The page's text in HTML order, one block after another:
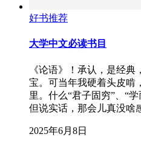
好书推荐
大学中文必读书目
《论语》！承认，是经
宝。可当年我硬着头皮啃
里。什么“君子固穷”、“
但说实话，那会儿真没啥
2025年6月8日